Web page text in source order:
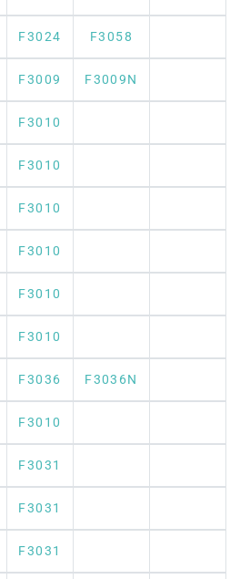
F3024 F3058
F3009 F3009N
F3010
F3010
F3010
F3010
F3010
F3010
F3036 F3036N
F3010
F3031
F3031
F3031